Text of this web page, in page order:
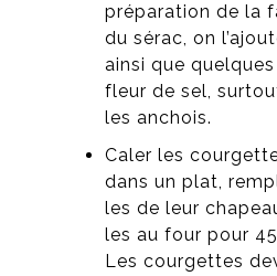
préparation de la
du sérac, on
ainsi que
fleur de sel, surtout
les anchois.
Caler les
dans un plat,
les de leur
les au four pour 45
Les courgettes